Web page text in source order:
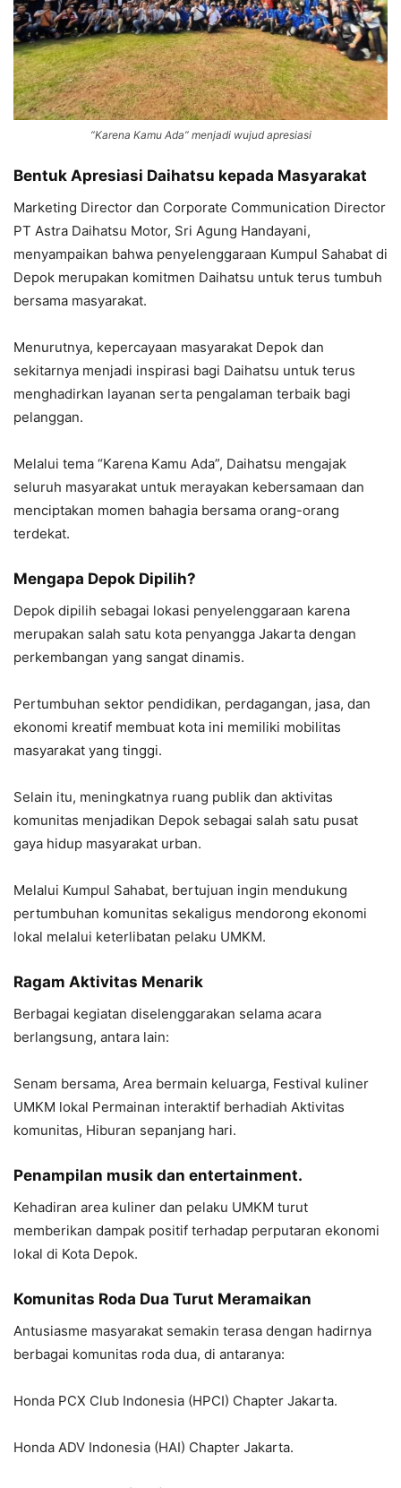
“Karena Kamu Ada” menjadi wujud apresiasi
Bentuk Apresiasi Daihatsu kepada Masyarakat
Marketing Director dan Corporate Communication Director
PT Astra Daihatsu Motor, Sri Agung Handayani,
menyampaikan bahwa penyelenggaraan Kumpul Sahabat di
Depok merupakan komitmen Daihatsu untuk terus tumbuh
bersama masyarakat.
Menurutnya, kepercayaan masyarakat Depok dan
sekitarnya menjadi inspirasi bagi Daihatsu untuk terus
menghadirkan layanan serta pengalaman terbaik bagi
pelanggan.
Melalui tema “Karena Kamu Ada”, Daihatsu mengajak
seluruh masyarakat untuk merayakan kebersamaan dan
menciptakan momen bahagia bersama orang-orang
terdekat.
Mengapa Depok Dipilih?
Depok dipilih sebagai lokasi penyelenggaraan karena
merupakan salah satu kota penyangga Jakarta dengan
perkembangan yang sangat dinamis.
Pertumbuhan sektor pendidikan, perdagangan, jasa, dan
ekonomi kreatif membuat kota ini memiliki mobilitas
masyarakat yang tinggi.
Selain itu, meningkatnya ruang publik dan aktivitas
komunitas menjadikan Depok sebagai salah satu pusat
gaya hidup masyarakat urban.
Melalui Kumpul Sahabat, bertujuan ingin mendukung
pertumbuhan komunitas sekaligus mendorong ekonomi
lokal melalui keterlibatan pelaku UMKM.
Ragam Aktivitas Menarik
Berbagai kegiatan diselenggarakan selama acara
berlangsung, antara lain:
Senam bersama, Area bermain keluarga, Festival kuliner
UMKM lokal Permainan interaktif berhadiah Aktivitas
komunitas, Hiburan sepanjang hari.
Penampilan musik dan entertainment.
Kehadiran area kuliner dan pelaku UMKM turut
memberikan dampak positif terhadap perputaran ekonomi
lokal di Kota Depok.
Komunitas Roda Dua Turut Meramaikan
Antusiasme masyarakat semakin terasa dengan hadirnya
berbagai komunitas roda dua, di antaranya:
Honda PCX Club Indonesia (HPCI) Chapter Jakarta.
Honda ADV Indonesia (HAI) Chapter Jakarta.